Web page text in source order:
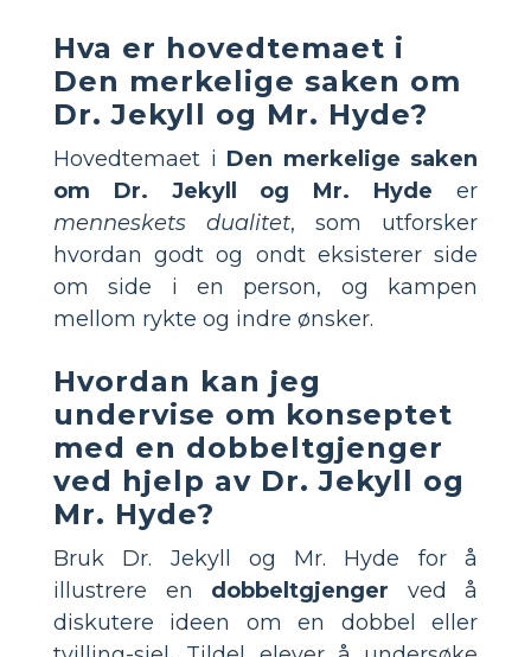
Hva er hovedtemaet i
Den merkelige saken om
Dr. Jekyll og Mr. Hyde?
Hovedtemaet i Den merkelige saken
om Dr. Jekyll og Mr. Hyde er
menneskets dualitet, som utforsker
hvordan godt og ondt eksisterer side
om side i en person, og kampen
mellom rykte og indre ønsker.
Hvordan kan jeg
undervise om konseptet
med en dobbeltgjenger
ved hjelp av Dr. Jekyll og
Mr. Hyde?
Bruk Dr. Jekyll og Mr. Hyde for å
illustrere en dobbeltgjenger ved å
diskutere ideen om en dobbel eller